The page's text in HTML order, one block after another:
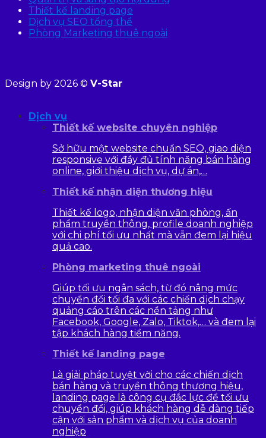
Thiết kế landing page
Dịch vụ SEO tổng thể
Phòng Marketing thuê ngoài
Design by 2026 © V-Star
Dịch vụ
Thiết kế website chuyên nghiệp
Sở hữu một website chuẩn SEO, giao diện
responsive với đầy đủ tính năng bán hàng
online, giới thiệu dịch vụ, dự án,…
Thiết kế nhận diện thương hiệu
Thiết kế logo, nhận diện văn phòng, ấn
phẩm truyền thông, profile doanh nghiệp
với chi phí tối ưu nhất mà vẫn đem lại hiệu
quả cao.
Phòng marketing thuê ngoài
Giúp tối ưu ngân sách, từ đó nâng mức
chuyển đổi tối đa với các chiến dịch chạy
quảng cáo trên các nền tảng như
Facebook, Google, Zalo, Tiktok,… và đem lại
tập khách hàng tiềm năng.
Thiết kế landing page
Là giải pháp tuyệt vời cho các chiến dịch
bán hàng và truyền thông thương hiệu,
landing page là công cụ đắc lực để tối ưu
chuyển đổi, giúp khách hàng dễ dàng tiếp
cận với sản phẩm và dịch vụ của doanh
nghiệp